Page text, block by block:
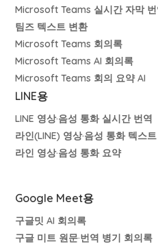
Microsoft Teams 실시간 자막 번
팀즈 텍스트 변환
Microsoft Teams 회의록
Microsoft Teams AI 회의록
Microsoft Teams 회의 요약 AI
LINE용
LINE 영상·음성 통화 실시간 번역
라인(LINE) 영상·음성 통화 텍스
라인 영상·음성 통화 요약
Google Meet용
구글밋 AI 회의록
구글 미트 원문·번역 병기 회의록